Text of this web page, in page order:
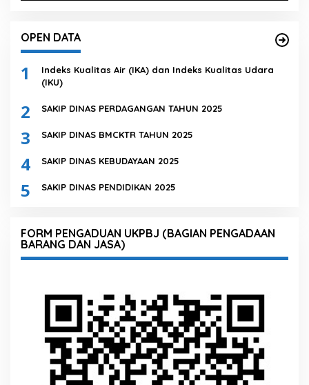
OPEN DATA
1
Indeks Kualitas Air (IKA) dan Indeks Kualitas Udara
(IKU)
2 SAKIP DINAS PERDAGANGAN TAHUN 2025
3 SAKIP DINAS BMCKTR TAHUN 2025
4 SAKIP DINAS KEBUDAYAAN 2025
5 SAKIP DINAS PENDIDIKAN 2025
FORM PENGADUAN UKPBJ (BAGIAN PENGADAAN
BARANG DAN JASA)